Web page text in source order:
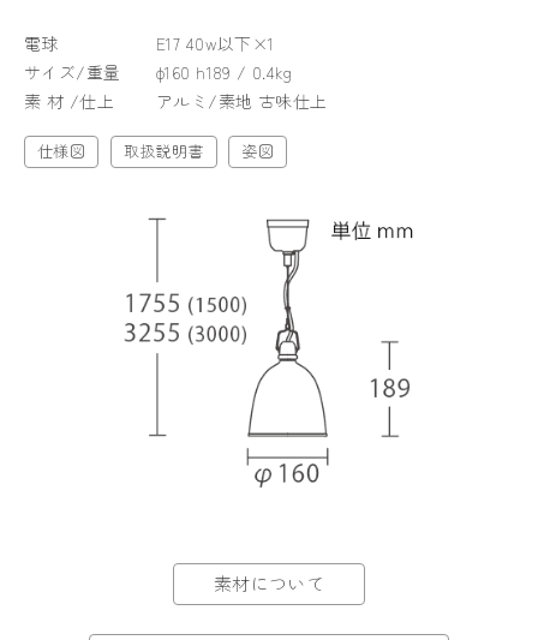
電球
E17 40w以下×1
サイズ/重量
φ160 h189 / 0.4kg
素 材 /仕上
アルミ/素地 古味仕上
仕様図 取扱説明書 姿図
素材について